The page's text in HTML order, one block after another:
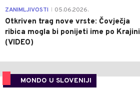
ZANIMLJIVOSTI 05.06.2026.
Otkriven trag nove vrste: Čovječja
ribica mogla bi ponijeti ime po Krajini
(VIDEO)
MONDO U SLOVENIJI